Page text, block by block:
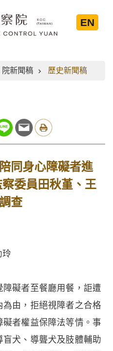
EN
院新聞稿 歷史新聞稿
同身心障礙者進
委員田秋堇、王
查
玲
礙者至餐廳用餐，詎遭
由，拒絕視障者之合格
者權益保障法等情。事
犬、導聾犬及肢體輔助